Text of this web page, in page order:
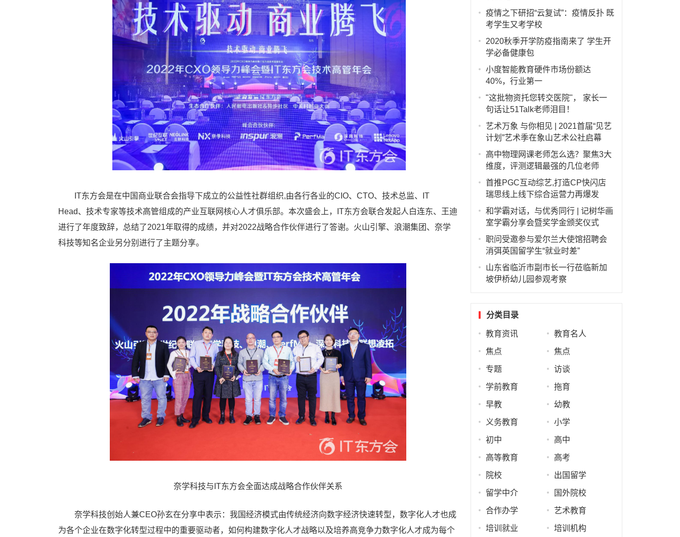
IT东方会是在中国商业联合会指导下成立的公益性社群组织,由各行各业的CIO、CTO、技术总监、IT
Head、技术专家等技术高管组成的产业互联网核心人才俱乐部。本次盛会上，IT东方会联合发起人白连东、王迪
进行了年度致辞，总结了2021年取得的成绩，并对2022战略合作伙伴进行了答谢。火山引擎、浪潮集团、奈学
科技等知名企业另分别进行了主题分享。
奈学科技与IT东方会全面达成战略合作伙伴关系
奈学科技创始人兼CEO孙玄在分享中表示：我国经济模式由传统经济向数字经济快速转型，数字化人才也成
为各个企业在数字化转型过程中的重要驱动者，如何构建数字化人才战略以及培养高竞争力数字化人才成为每个
疫情之下研招“云复试”：疫情反扑 既
考学生又考学校
2020秋季开学防疫指南来了 学生开
学必备健康包
小度智能教育硬件市场份额达
40%，行业第一
"这批物资托您转交医院"， 家长一
句话让51Talk老师泪目！
艺术万象 与你相见 | 2021首届“见艺
计划”艺术季在象山艺术公社启幕
高中物理网课老师怎么选？聚焦3大
维度，评测逻辑最强的几位老师
首推PGC互动综艺,打造CP快闪店
瑞思线上线下综合运营力再爆发
和学霸对话，与优秀同行 | 记树华画
室学霸分享会暨奖学金颁奖仪式
职问受邀参与爱尔兰大使馆招聘会
消弭英国留学生“就业时差”
山东省临沂市副市长一行莅临新加
坡伊桥幼儿园参观考察
分类目录
教育资讯 教育名人
焦点 焦点
专题 访谈
学前教育 拖育
早教 幼教
义务教育 小学
初中 高中
高等教育 高考
院校 出国留学
留学中介 国外院校
合作办学 艺术教育
培训就业 培训机构